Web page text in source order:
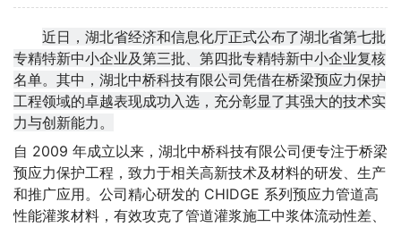
近日，湖北省经济和信息化厅正式公布了湖北省第七批
专精特新中小企业及第三批、第四批专精特新中小企业复核
名单。其中，湖北中桥科技有限公司凭借在桥梁预应力保护
工程领域的卓越表现成功入选，充分彰显了其强大的技术实
力与创新能力。
自 2009 年成立以来，湖北中桥科技有限公司便专注于桥梁
预应力保护工程，致力于相关高新技术及材料的研发、生产
和推广应用。公司精心研发的 CHIDGE 系列预应力管道高
性能灌浆材料，有效攻克了管道灌浆施工中浆体流动性差、